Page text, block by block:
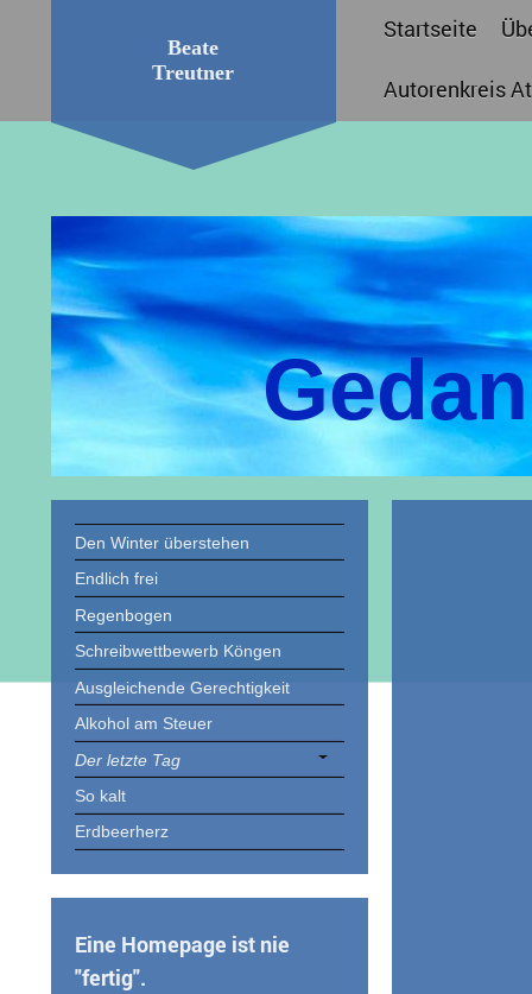
Startseite
Autorenkreis
Beate
Treutner
Den Winter überstehen
Endlich frei
Regenbogen
Schreibwettbewerb Köngen
Ausgleichende Gerechtigkeit
Alkohol am Steuer
Der letzte Tag
So kalt
Erdbeerherz
Eine Homepage ist nie
"fertig".